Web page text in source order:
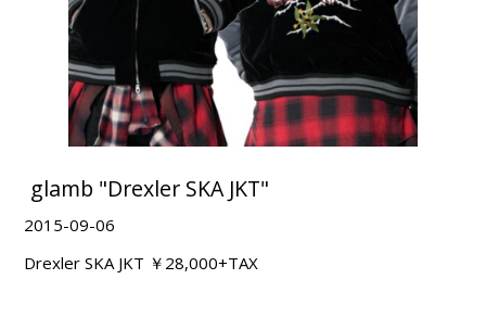
glamb "Drexler SKA JKT"
2015-09-06
Drexler SKA JKT ￥28,000+TAX